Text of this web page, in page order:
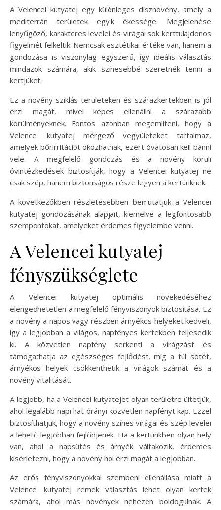
A Velencei kutyatej egy különleges dísznövény, amely a
mediterrán területek egyik ékessége. Megjelenése
lenyűgöző, karakteres levelei és virágai sok kerttulajdonos
figyelmét felkeltik. Nemcsak esztétikai értéke van, hanem a
gondozása is viszonylag egyszerű, így ideális választás
mindazok számára, akik színesebbé szeretnék tenni a
kertjüket.
Ez a növény sziklás területeken és szárazkertekben is jól
érzi magát, mivel képes ellenállni a szárazabb
körülményeknek. Fontos azonban megemlíteni, hogy a
Velencei kutyatej mérgező vegyületeket tartalmaz,
amelyek bőrirritációt okozhatnak, ezért óvatosan kell bánni
vele. A megfelelő gondozás és a növény körüli
óvintézkedések biztosítják, hogy a Velencei kutyatej ne
csak szép, hanem biztonságos része legyen a kertünknek.
A következőkben részletesebben bemutatjuk a Velencei
kutyatej gondozásának alapjait, kiemelve a legfontosabb
szempontokat, amelyeket érdemes figyelembe venni.
A Velencei kutyatej
fényszükséglete
A Velencei kutyatej optimális növekedéséhez
elengedhetetlen a megfelelő fényviszonyok biztosítása. Ez
a növény a napos vagy részben árnyékos helyeket kedveli,
így a legjobban a világos, napfényes kertekben teljesedik
ki. A közvetlen napfény serkenti a virágzást és
támogathatja az egészséges fejlődést, míg a túl sötét,
árnyékos helyek csökkenthetik a virágok számát és a
növény vitalitását.
A legjobb, ha a Velencei kutyatejet olyan területre ültetjük,
ahol legalább napi hat órányi közvetlen napfényt kap. Ezzel
biztosíthatjuk, hogy a növény színes virágai és szép levelei
a lehető legjobban fejlődjenek. Ha a kertünkben olyan hely
van, ahol a napsütés és árnyék váltakozik, érdemes
kísérletezni, hogy a növény hol érzi magát a legjobban.
Az erős fényviszonyokkal szembeni ellenállása miatt a
Velencei kutyatej remek választás lehet olyan kertek
számára, ahol más növények nehezen boldogulnak. A